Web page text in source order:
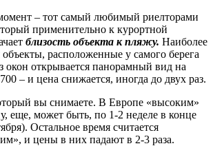
– тот самый любимый риелторами
применительно к курортной
близость объекта к пляжу. Наиболее
расположенные у самого берега
окон открывается панорамный вид на
– и цена снижается, иногда до двух раз.
вы снимаете. В Европе «высоким»
еще, может быть, по 1-2 неделе в конце
Остальное время считается
и цены в них падают в 2-3 раза.